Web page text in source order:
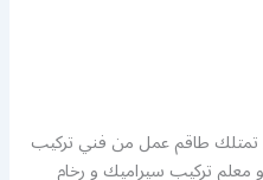
تمتلك طاقم عمل من فني تركيب
تركيب سيراميك و رخام